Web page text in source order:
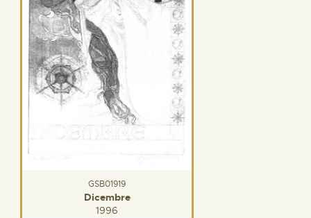
GSB01919
Dicembre
1996